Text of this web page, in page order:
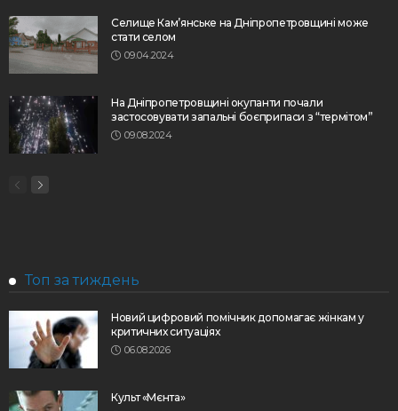
Селище Кам’янське на Дніпропетровщині може
стати селом
09.04.2024
На Дніпропетровщині окупанти почали
застосовувати запальні боєприпаси з “термітом”
09.08.2024
Топ за тиждень
Новий цифровий помічник допомагає жінкам у
критичних ситуаціях
06.08.2026
Культ «Мєнта»